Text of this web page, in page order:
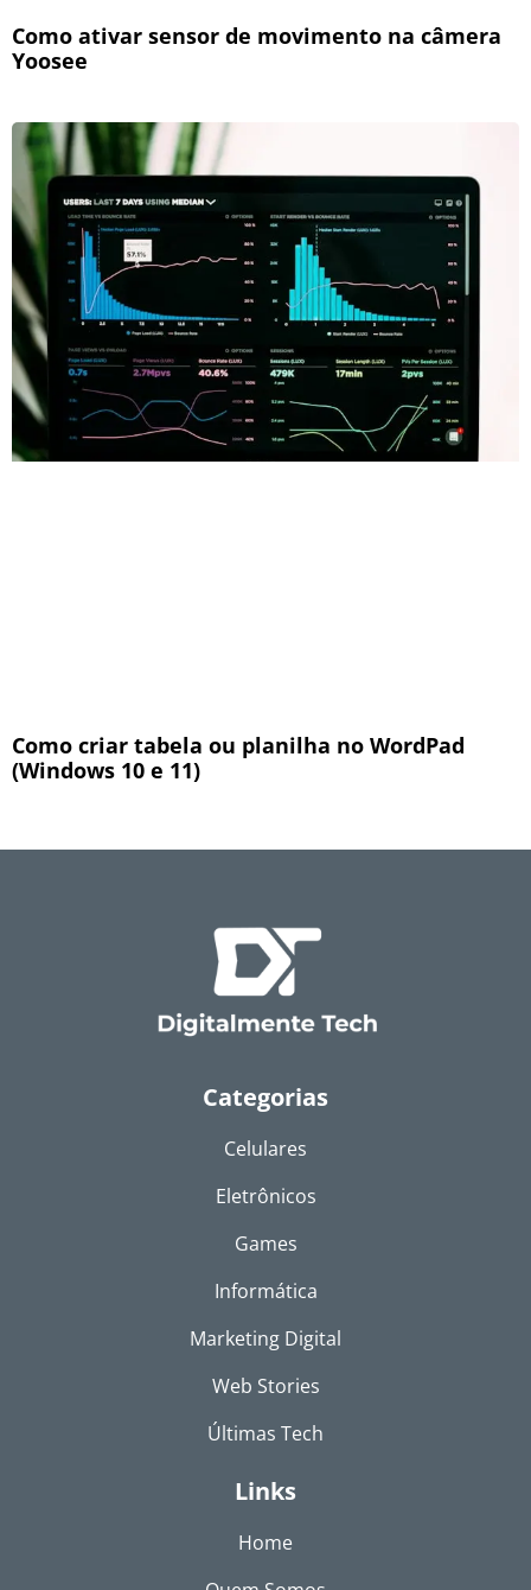
Como ativar sensor de movimento na câmera
Yoosee
Como criar tabela ou planilha no WordPad
(Windows 10 e 11)
Categorias
Celulares
Eletrônicos
Games
Informática
Marketing Digital
Web Stories
Últimas Tech
Links
Home